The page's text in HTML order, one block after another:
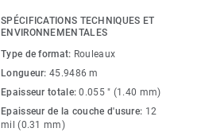
SPÉCIFICATIONS TECHNIQUES ET
ENVIRONNEMENTALES
Type de format: Rouleaux
Longueur: 45.9486 m
Epaisseur totale:0.055 " (1.40 mm)
Epaisseur de la couche d'usure: 12
mil (0.31 mm)